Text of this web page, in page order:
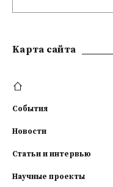
Kарта сайта
События
Новости
Статьи и интервью
Научные проекты